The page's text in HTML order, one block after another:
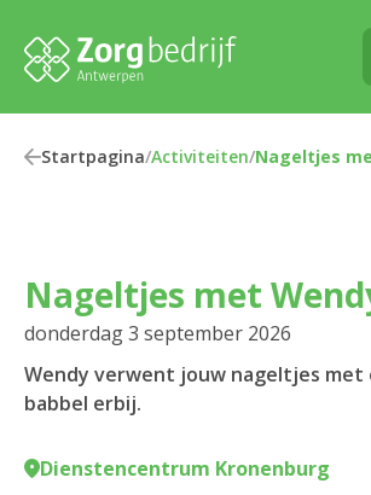
Startpagina/Activiteiten/Nageltjes
Nageltjes met
donderdag 3 september 2026
Wendy verwent jouw nageltjes met
babbel erbij.
Dienstencentrum Kronenburg